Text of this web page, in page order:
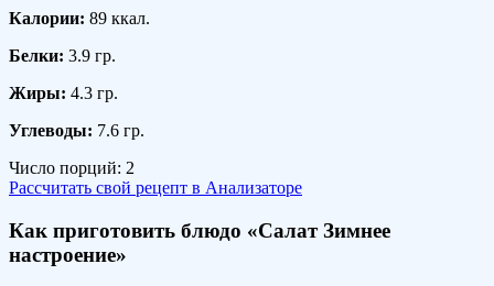
Калории: 89 ккал.
Белки: 3.9 гр.
Жиры: 4.3 гр.
Углеводы: 7.6 гр.
Число порций: 2
Рассчитать свой рецепт в Анализаторе
Как приготовить блюдо «Салат Зимнее
настроение»